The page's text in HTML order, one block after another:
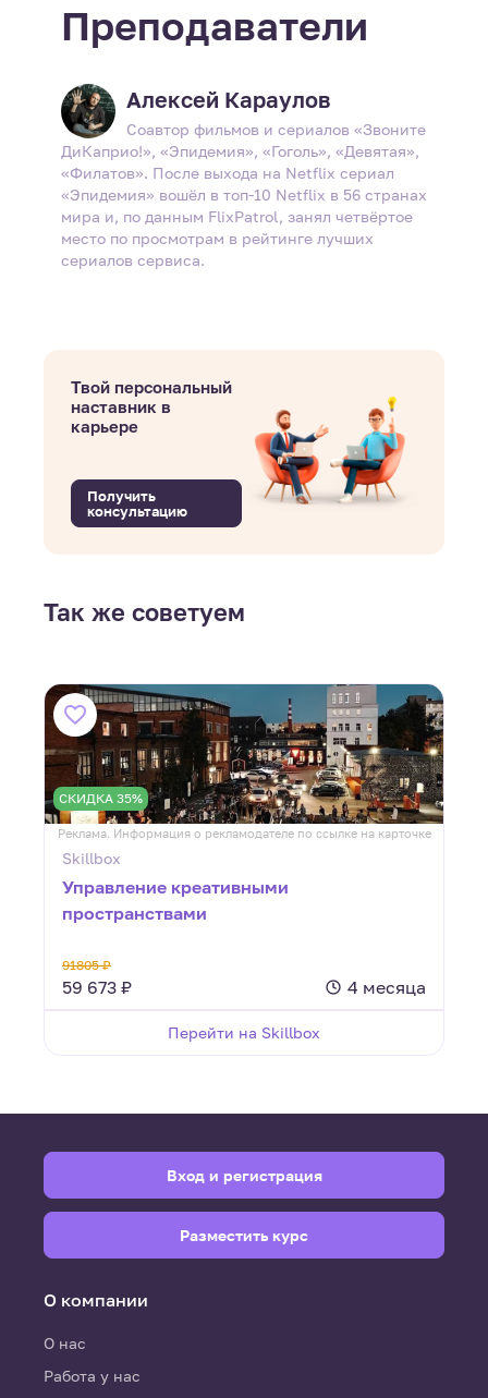
Преподаватели
Алексей Караулов
Соавтор фильмов и сериалов «Звоните
ДиКаприо!», «Эпидемия», «Гоголь», «Девятая»,
«Филатов». После выхода на Netflix сериал
«Эпидемия» вошёл в топ-10 Netflix в 56 странах
мира и, по данным FlixPatrol, занял четвёртое
место по просмотрам в рейтинге лучших
сериалов сервиса.
Твой персональный
наставник в
карьере
Получить
консультацию
Так же советуем
СКИДКА 35%
Реклама. Информация о рекламодателе по ссылке на карточке
Skillbox
Управление креативными
пространствами
91805 ₽
59 673 ₽ 4 месяца
Перейти на Skillbox
О компании
О нас
Работа у нас
Вход и регистрация
Разместить курс